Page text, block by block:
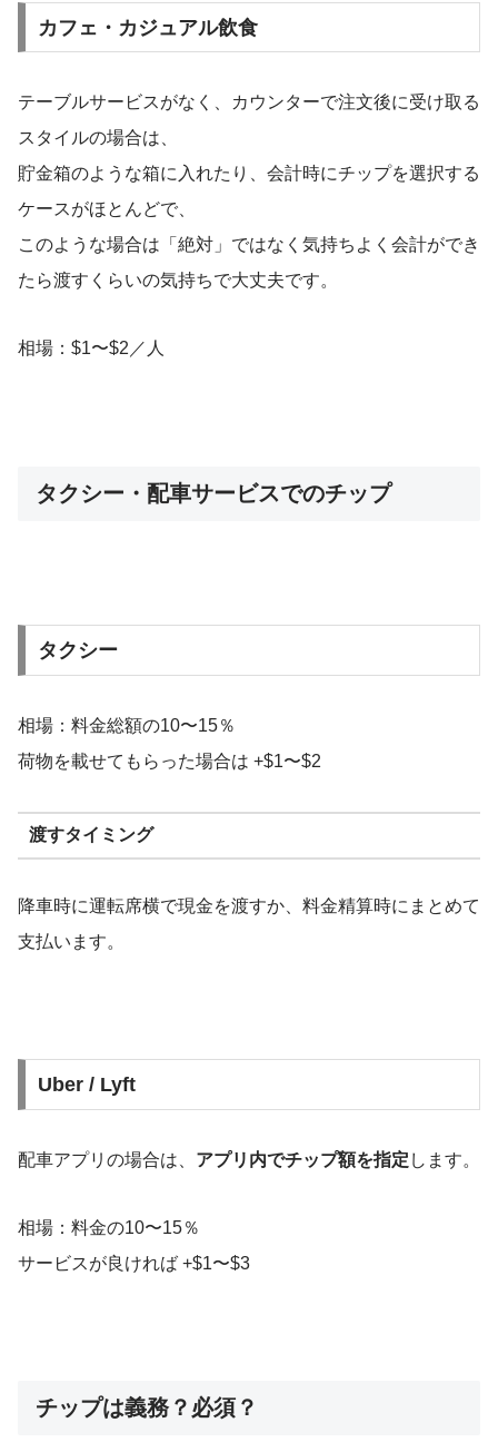
カフェ・カジュアル飲食
テーブルサービスがなく、カウンターで注文後に受け取る
スタイルの場合は、
貯金箱のような箱に入れたり、会計時にチップを選択する
ケースがほとんどで、
このような場合は「絶対」ではなく気持ちよく会計ができ
たら渡すくらいの気持ちで大丈夫です。
相場：$1〜$2／人
タクシー・配車サービスでのチップ
タクシー
相場：料金総額の10〜15％
荷物を載せてもらった場合は +$1〜$2
渡すタイミング
降車時に運転席横で現金を渡すか、料金精算時にまとめて
支払います。
Uber / Lyft
配車アプリの場合は、 アプリ内でチップ額を指定 します。
相場：料金の10〜15％
サービスが良ければ +$1〜$3
チップは義務？必須？